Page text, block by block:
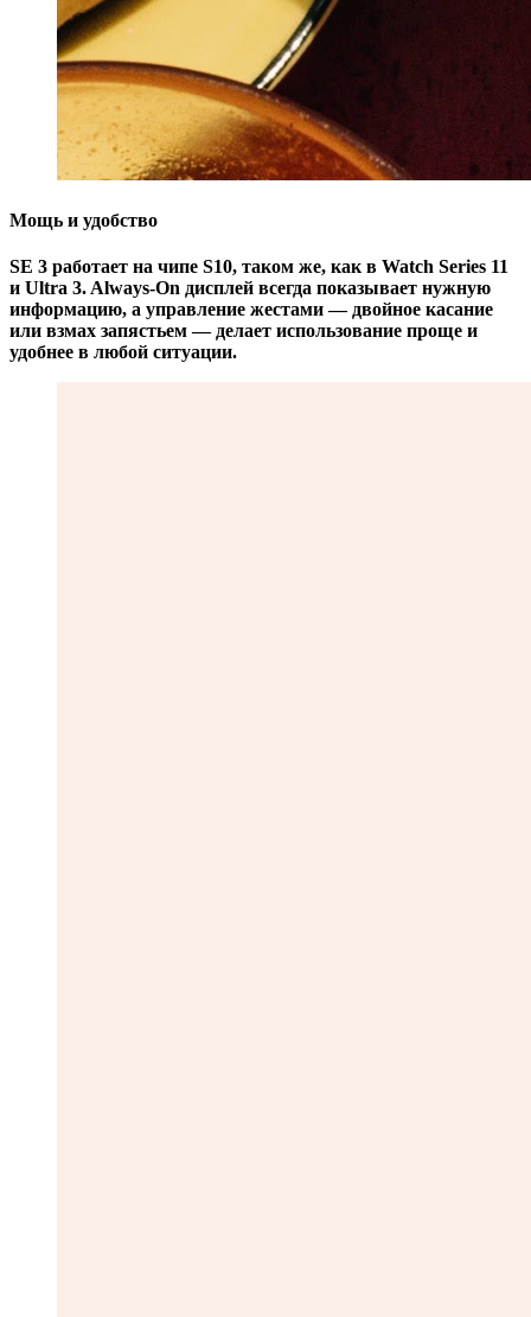
Мощь и удобство
SE 3 работает на чипе S10, таком же, как в Watch Series 11
и Ultra 3. Always-On дисплей всегда показывает нужную
информацию, а управление жестами — двойное касание
или взмах запястьем — делает использование проще и
удобнее в любой ситуации.